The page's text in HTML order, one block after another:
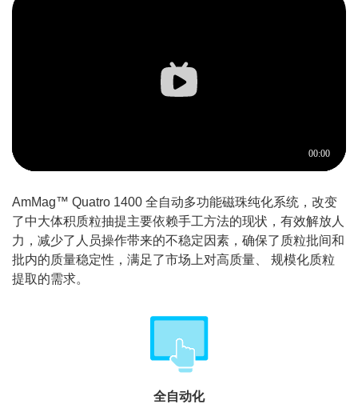
AmMag™ Quatro 1400 全自动多功能磁珠纯化系统，改变
了中大体积质粒抽提主要依赖手工方法的现状，有效解放人
力，减少了人员操作带来的不稳定因素，确保了质粒批间和
批内的质量稳定性，满足了市场上对高质量、 规模化质粒
提取的需求。
全自动化